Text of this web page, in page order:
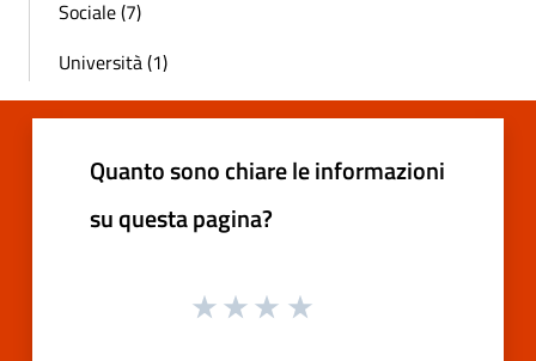
Sociale (7)
Università (1)
Quanto sono chiare le informazioni
su questa pagina?